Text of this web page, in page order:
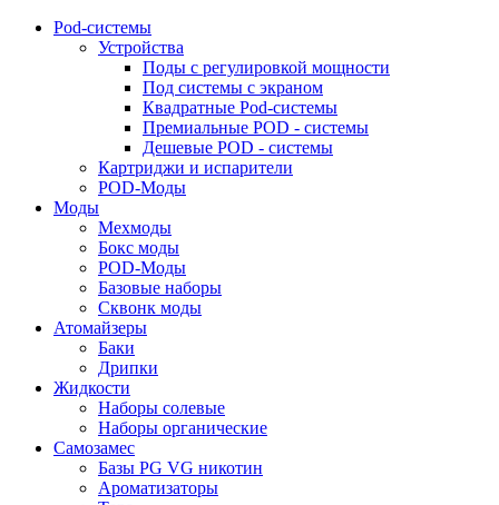
Pod-системы
Устройства
Поды с регулировкой мощности
Под системы с экраном
Квадратные Pod-системы
Премиальные POD - системы
Дешевые POD - системы
Картриджи и испарители
POD-Моды
Моды
Мехмоды
Бокс моды
POD-Моды
Базовые наборы
Сквонк моды
Атомайзеры
Баки
Дрипки
Жидкости
Наборы солевые
Наборы органические
Самозамес
Базы PG VG никотин
Ароматизаторы